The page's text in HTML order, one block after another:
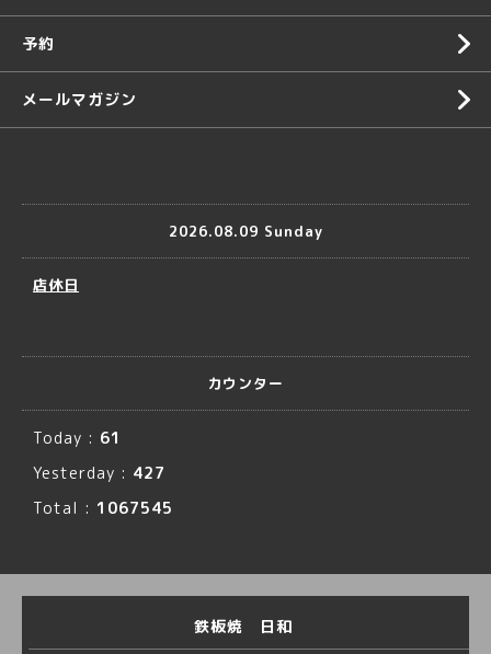
予約
メールマガジン
2026.08.09 Sunday
店休日
カウンター
Today : 61
Yesterday : 427
Total : 1067545
鉄板焼 日和